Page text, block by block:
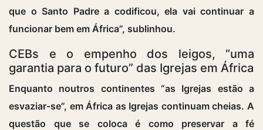
que o Santo Padre a codificou, ela vai continuar a
funcionar bem em África”, sublinhou.
CEBs e o empenho dos leigos, “uma
garantia para o futuro” das Igrejas em África
Enquanto noutros continentes “as Igrejas estão a
esvaziar-se”, em África as Igrejas continuam cheias. A
questão que se coloca é como preservar a fé